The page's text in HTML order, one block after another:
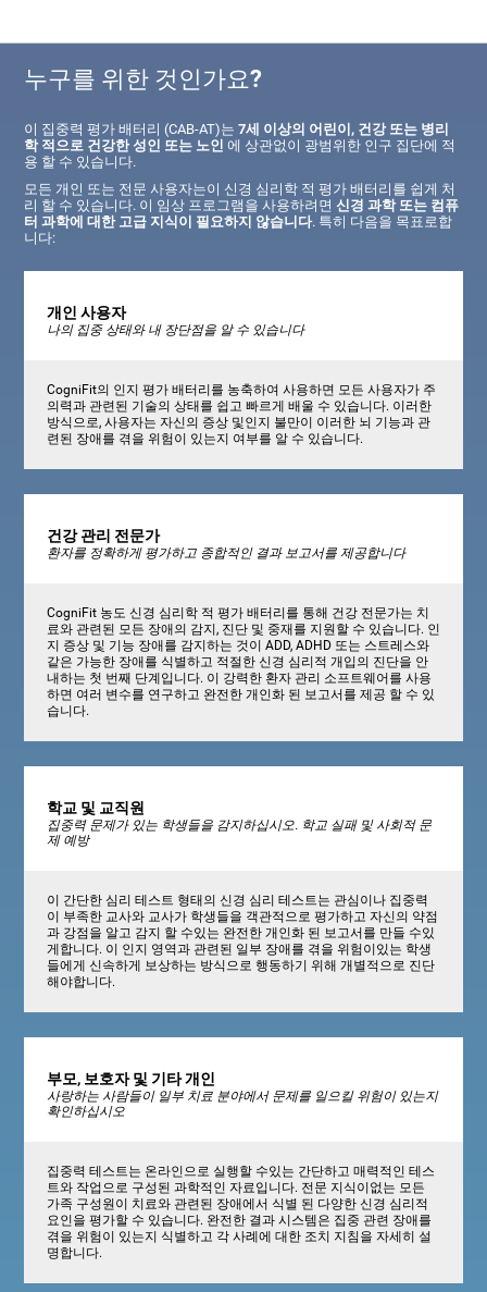
누구를 위한 것인가요?
이 집중력 평가 배터리 (CAB-AT)는7세 이상의 어린이, 건강 또는 병리
학 적으로 건강한 성인 또는 노인에 상관없이 광범위한 인구 집단에 적
용 할 수 있습니다.
모든 개인 또는 전문 사용자는이 신경 심리학 적 평가 배터리를 쉽게 처
리 할 수 ​​있습니다. 이 임상 프로그램을 사용하려면신경 과학 또는 컴퓨
터 과학에 대한 고급 지식이 필요하지 않습니다. 특히 다음을 목표로합
니다:
개인 사용자
나의 집중 상태와 내 장단점을 알 수 있습니다
CogniFit의 인지 평가 배터리를 농축하여 사용하면 모든 사용자가 주
의력과 관련된 기술의 상태를 쉽고 빠르게 배울 수 있습니다. 이러한
방식으로, 사용자는 자신의 증상 및인지 불만이 이러한 뇌 기능과 관
련된 장애를 겪을 위험이 있는지 여부를 알 수 있습니다.
건강 관리 전문가
환자를 정확하게 평가하고 종합적인 결과 보고서를 제공합니다
CogniFit 농도 신경 심리학 적 평가 배터리를 통해 건강 전문가는 치
료와 관련된 모든 장애의 감지, 진단 및 중재를 지원할 수 있습니다. 인
지 증상 및 기능 장애를 감지하는 것이 ADD, ADHD 또는 스트레스와
같은 가능한 장애를 식별하고 적절한 신경 심리적 개입의 진단을 안
내하는 첫 번째 단계입니다. 이 강력한 환자 관리 소프트웨어를 사용
하면 여러 변수를 연구하고 완전한 개인화 된 보고서를 제공 할 수 있
습니다.
학교 및 교직원
집중력 문제가 있는 학생들을 감지하십시오. 학교 실패 및 사회적 문
제 예방
이 간단한 심리 테스트 형태의 신경 심리 테스트는 관심이나 집중력
이 부족한 교사와 교사가 학생들을 객관적으로 평가하고 자신의 약점
과 강점을 알고 감지 할 수있는 완전한 개인화 된 보고서를 만들 수있
게합니다. 이 인지 영역과 관련된 일부 장애를 겪을 위험이있는 학생
들에게 신속하게 보상하는 방식으로 행동하기 위해 개별적으로 진단
해야합니다.
부모, 보호자 및 기타 개인
사랑하는 사람들이 일부 치료 분야에서 문제를 일으킬 위험이 있는지
확인하십시오
집중력 테스트는 온라인으로 실행할 수있는 간단하고 매력적인 테스
트와 작업으로 구성된 과학적인 자료입니다. 전문 지식이없는 모든
가족 구성원이 치료와 관련된 장애에서 식별 된 다양한 신경 심리적
요인을 평가할 수 있습니다. 완전한 결과 시스템은 집중 관련 장애를
겪을 위험이 있는지 식별하고 각 사례에 대한 조치 지침을 자세히 설
명합니다.